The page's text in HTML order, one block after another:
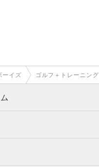
ーイズ ゴルフ＋トレーニング